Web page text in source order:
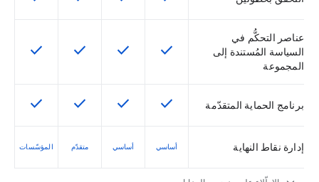
عناصر التحكُّم في
السياسة المُستندة إلى
المجموعة
تتوفّر هذه الميزة لرمز التخزين
check تتوفّر هذه الميزة لرمز
check تتوفّر هذه الميزة
check تتوفّر
check
برنامج الحماية المتقدّمة تتوفّر هذه الميزة لرمز التخزين
check تتوفّر هذه الميزة لرمز
check تتوفّر هذه الميزة
check تتوفّر
check
إدارة نقاط النهاية أساسي أساسي متقدّم المؤسّسات